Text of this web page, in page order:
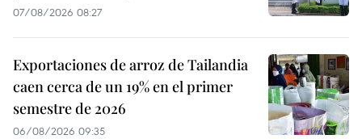
07/08/2026 08:27
Exportaciones de arroz de Tailandia
caen cerca de un 19% en el primer
semestre de 2026
06/08/2026 09:35